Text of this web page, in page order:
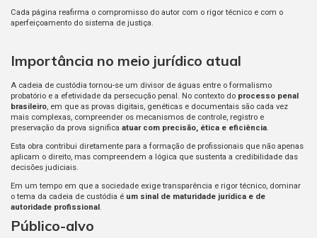
Cada página reafirma o compromisso do autor com o rigor técnico e com o
aperfeiçoamento do sistema de justiça.
Importância no meio jurídico atual
A cadeia de custódia tornou-se um divisor de águas entre o formalismo
probatório e a efetividade da persecução penal. No contexto do processo penal
brasileiro, em que as provas digitais, genéticas e documentais são cada vez
mais complexas, compreender os mecanismos de controle, registro e
preservação da prova significa atuar com precisão, ética e eficiência.
Esta obra contribui diretamente para a formação de profissionais que não apenas
aplicam o direito, mas compreendem a lógica que sustenta a credibilidade das
decisões judiciais.
Em um tempo em que a sociedade exige transparência e rigor técnico, dominar
o tema da cadeia de custódia é um sinal de maturidade jurídica e de
autoridade profissional .
Público-alvo